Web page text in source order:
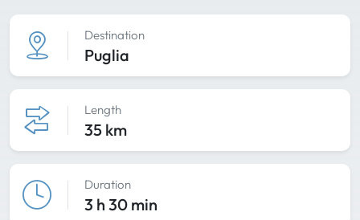
Destination
Puglia
Length
35 km
Duration
3 h 30 min